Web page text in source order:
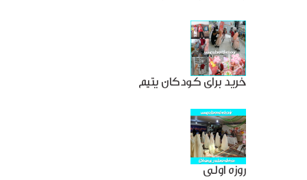
خرید برای کودکان یتیم
روزه اولی